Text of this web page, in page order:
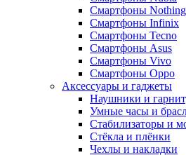
Смартфоны
Смартфоны Infinix
Смартфоны Tecno
Смартфоны Asus
Смартфоны Vivo
Смартфоны Oppo
Аксессуары и гаджеты
Наушники и
Умные часы и
Стабилизаторы и
Стёкла и плёнки
Чехлы и накладки